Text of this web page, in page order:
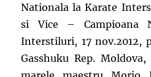
Nationala la Karate
si Vice – Campioana
Interstiluri, 17 nov.2012,
Gasshuku Rep.